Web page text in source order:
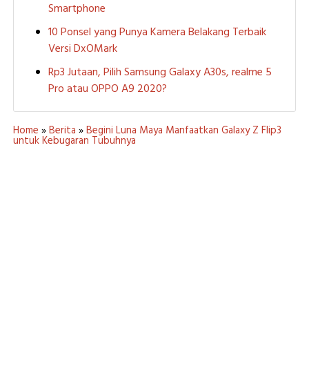
Smartphone
10 Ponsel yang Punya Kamera Belakang Terbaik
Versi DxOMark
Rp3 Jutaan, Pilih Samsung Galaxy A30s, realme 5
Pro atau OPPO A9 2020?
Home »Berita »Begini Luna Maya Manfaatkan Galaxy Z Flip3
untuk Kebugaran Tubuhnya